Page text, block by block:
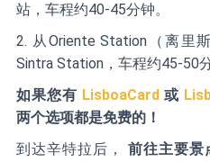
站，车程约40-45分钟。
2. 从Oriente Station（离里
Sintra Station，车程约45-50分
如果您有 LisboaCard 或
两个选项都是免费的！
到达辛特拉后， 前往主要景